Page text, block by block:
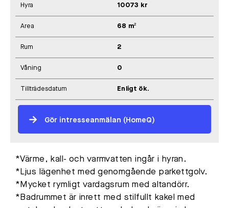
Hyra 10073 kr
Area 68 m²
Rum 2
Våning 0
Tillträdesdatum Enligt ök.
Gör intresseanmälan (HomeQ)
*Värme, kall- och varmvatten ingår i hyran.
*Ljus lägenhet med genomgående parkettgolv.
*Mycket rymligt vardagsrum med altandörr.
*Badrummet är inrett med stilfullt kakel med